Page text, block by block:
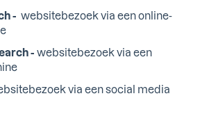
- websitebezoek via een online-
- websitebezoek via een
via een social media